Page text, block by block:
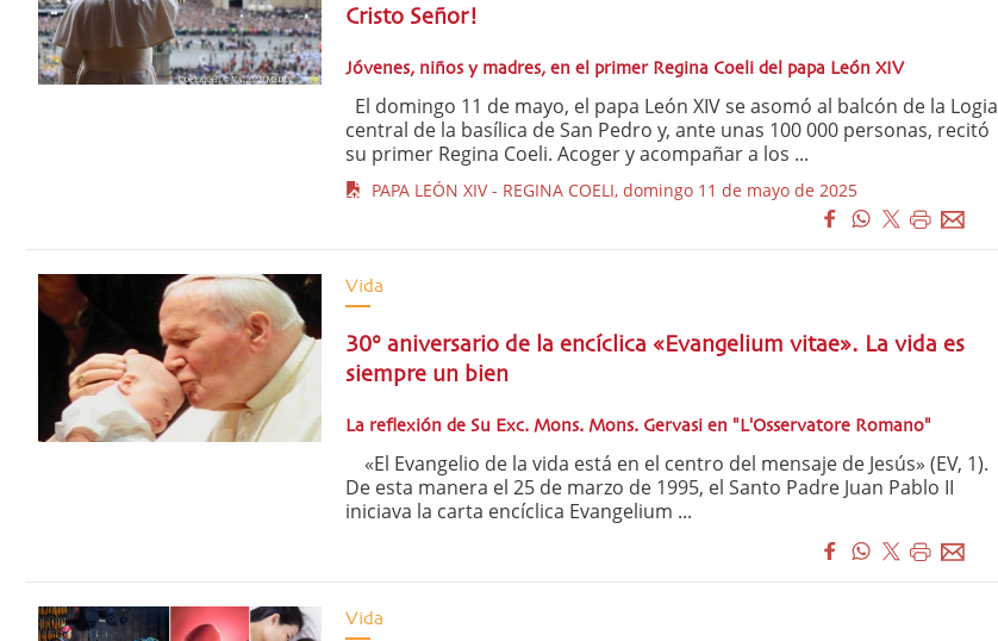
Cristo Señor!
Jóvenes, niños y madres, en el primer Regina Coeli del papa León XIV
El domingo 11 de mayo, el papa León XIV se asomó al balcón de la Logia
central de la basílica de San Pedro y, ante unas 100 000 personas, recitó
su primer Regina Coeli. Acoger y acompañar a los ...
PAPA LEÓN XIV - REGINA COELI, domingo 11 de mayo de 2025
Vida
30° aniversario de la encíclica «Evangelium vitae». La vida es
siempre un bien
La reflexión de Su Exc. Mons. Mons. Gervasi en "L'Osservatore Romano"
«El Evangelio de la vida está en el centro del mensaje de Jesús» (EV, 1).
De esta manera el 25 de marzo de 1995, el Santo Padre Juan Pablo II
iniciava la carta encíclica Evangelium ...
Vida